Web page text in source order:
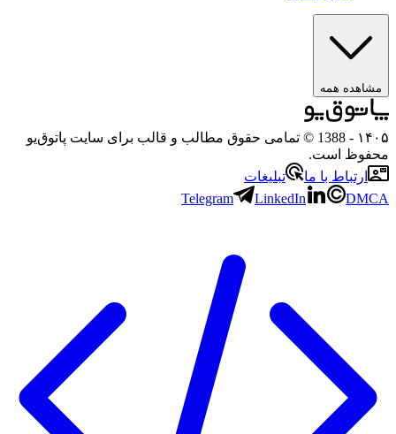
مشاهده همه
۱۴۰۵
- 1388 © تمامی حقوق مطالب و قالب برای سایت پاتوق‌یو
محفوظ است.
ارتباط با ما
تبلیغات
Telegram
LinkedIn DMCA